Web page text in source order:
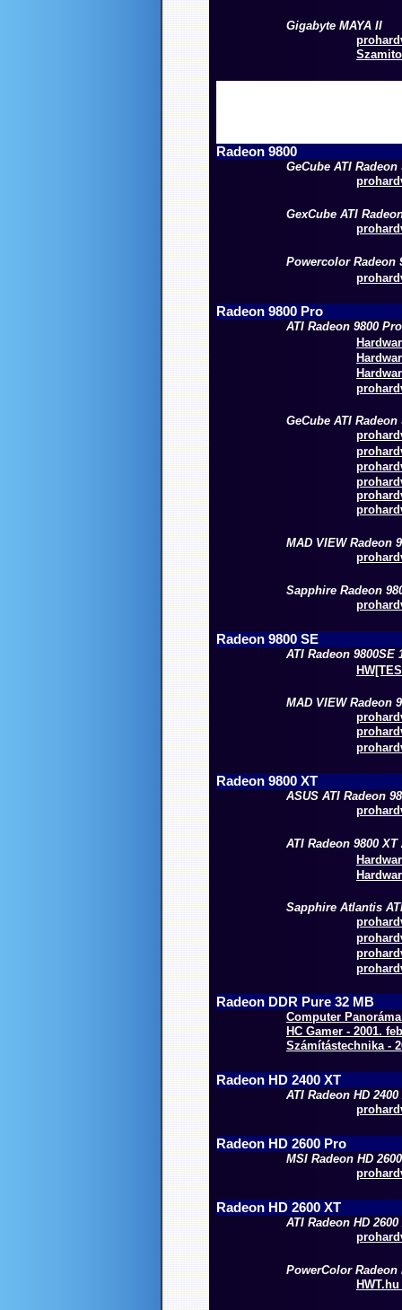
Gigabyte MAYA II
Radeon 9800
GeCube ATI Radeon
GexCube ATI
Powercolor Radeon
Radeon 9800 Pro
ATI Radeon 9800
GeCube ATI Radeon
MAD VIEW Radeon
Sapphire Radeon
Radeon 9800 SE
ATI Radeon 9800SE
MAD VIEW Radeon
Radeon 9800 XT
ASUS ATI Radeon
ATI Radeon 9800 XT
Sapphire Atlantis
Radeon DDR Pure 32 MB
Computer
HC Gamer - 2001.
Számítástechnika -
Radeon HD 2400 XT
ATI Radeon HD 2400
Radeon HD 2600 Pro
MSI Radeon HD
Radeon HD 2600 XT
ATI Radeon HD 2600
PowerColor Radeon